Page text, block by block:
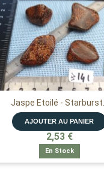
Jaspe Etoilé - Starburst...
AJOUTER AU PANIER
2,53 €
En Stock
APERÇU RAPIDE